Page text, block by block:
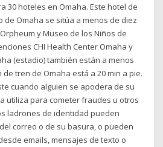
30 hoteles en Omaha. Este hotel de
de Omaha se sitúa a menos de diez
y Museo de los Niños de
CHI Health Center Omaha y
(estadio) también están a menos
de tren de Omaha está a 20 min a pie.
cuando alguien se apodera de su
utiliza para cometer fraudes u otros
ladrones de identidad pueden
correo o de su basura, o pueden
emails, mensajes de texto o